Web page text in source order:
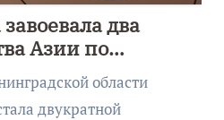
два
Азии по
области
двукратной